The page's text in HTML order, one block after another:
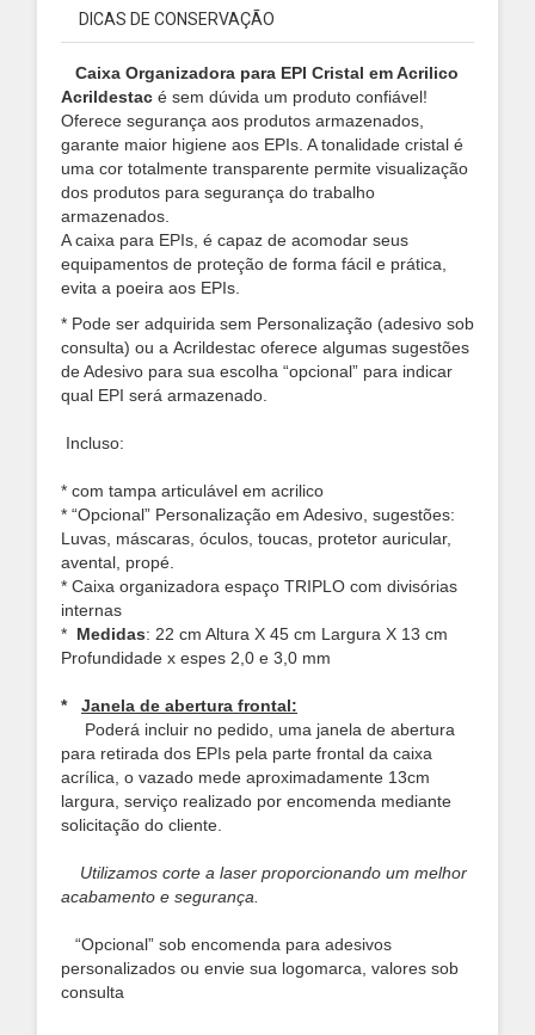
DICAS DE CONSERVAÇÃO
Caixa Organizadora para EPI Cristal em Acrilico
Acrildestac é sem dúvida um produto confiável!
Oferece segurança aos produtos armazenados,
garante maior higiene aos EPIs. A tonalidade cristal é
uma cor totalmente transparente permite visualização
dos produtos para segurança do trabalho
armazenados.
A caixa para EPIs, é capaz de acomodar seus
equipamentos de proteção de forma fácil e prática,
evita a poeira aos EPIs.
* Pode ser adquirida sem Personalização (adesivo sob
consulta) ou a Acrildestac oferece algumas sugestões
de Adesivo para sua escolha “opcional” para indicar
qual EPI será armazenado.
Incluso:
* com tampa articulável em acrilico
* “Opcional” Personalização em Adesivo, sugestões:
Luvas, máscaras, óculos, toucas, protetor auricular,
avental, propé.
* Caixa organizadora espaço TRIPLO com divisórias
internas
* Medidas: 22 cm Altura X 45 cm Largura X 13 cm
Profundidade x espes 2,0 e 3,0 mm
* Janela de abertura frontal:
Poderá incluir no pedido, uma janela de abertura
para retirada dos EPIs pela parte frontal da caixa
acrílica, o vazado mede aproximadamente 13cm
largura, serviço realizado por encomenda mediante
solicitação do cliente.
Utilizamos corte a laser proporcionando um melhor
acabamento e segurança.
“Opcional” sob encomenda para adesivos
personalizados ou envie sua logomarca, valores sob
consulta